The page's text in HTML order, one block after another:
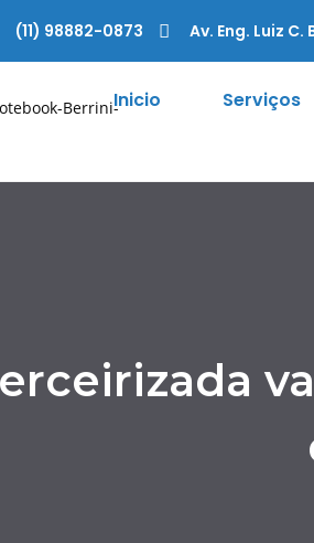
(11) 98882-0873 Av. Eng. Luiz C.
Inicio Serviços